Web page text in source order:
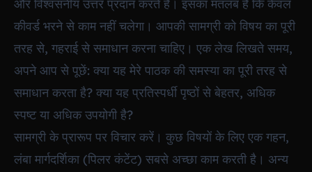
और विश्वसनीय उत्तर प्रदान करते हैं। इसका मतलब है कि केवल
कीवर्ड भरने से काम नहीं चलेगा। आपकी सामग्री को विषय का पूरी
तरह से, गहराई से समाधान करना चाहिए। एक लेख लिखते समय,
अपने आप से पूछें: क्या यह मेरे पाठक की समस्या का पूरी तरह से
समाधान करता है? क्या यह प्रतिस्पर्धी पृष्ठों से बेहतर, अधिक
स्पष्ट या अधिक उपयोगी है?
सामग्री के प्रारूप पर विचार करें। कुछ विषयों के लिए एक गहन,
लंबा मार्गदर्शिका (पिलर कंटेंट) सबसे अच्छा काम करती है। अन्य